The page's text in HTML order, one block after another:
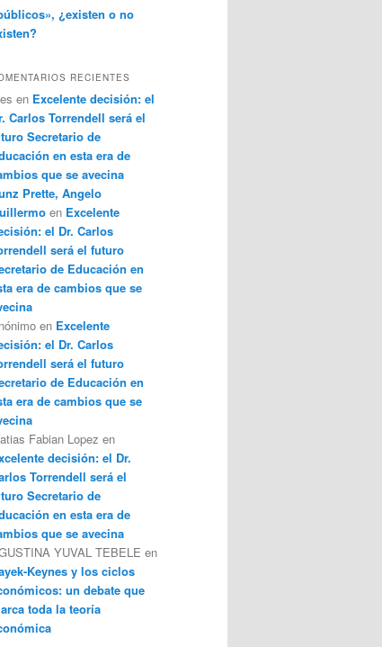
¿existen o no
RECIENTES
en Excelente decisión: el
Carlos Torrendell será el
Secretario de
en esta era de
que se avecina
Prette, Angelo
en Excelente
el Dr. Carlos
será el futuro
de Educación en
era de cambios que se
en Excelente
el Dr. Carlos
será el futuro
de Educación en
era de cambios que se
Fabian Lopez en
decisión: el Dr.
Torrendell será el
Secretario de
en esta era de
que se avecina
YUVAL TEBELE en
Keynes y los ciclos
un debate que
toda la teoría